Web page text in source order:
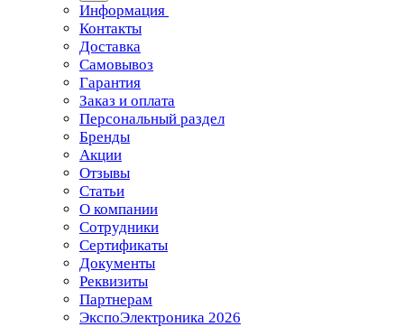
Информация
Контакты
Доставка
Самовывоз
Гарантия
Заказ и оплата
Персональный раздел
Бренды
Акции
Отзывы
Статьи
О компании
Сотрудники
Сертификаты
Документы
Реквизиты
Партнерам
ЭкспоЭлектроника 2026